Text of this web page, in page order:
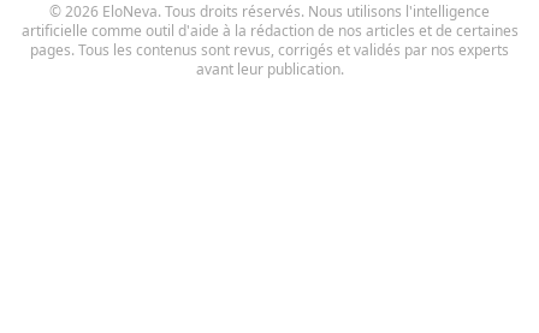
© 2026 EloNeva. Tous droits réservés. Nous utilisons l'intelligence
artificielle comme outil d'aide à la rédaction de nos articles et de certaines
pages. Tous les contenus sont revus, corrigés et validés par nos experts
avant leur publication.